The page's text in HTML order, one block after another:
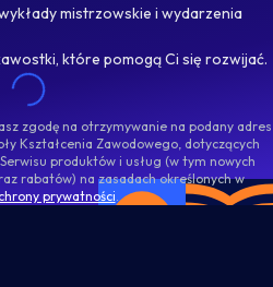
mistrzowskie i wydarzenia
które pomogą Ci się rozwijać.
zgodę na otrzymywanie na podany adres
Kształcenia Zawodowego, dotyczących
produktów i usług (w tym nowych
rabatów) na zasadach określonych w
prywatności.